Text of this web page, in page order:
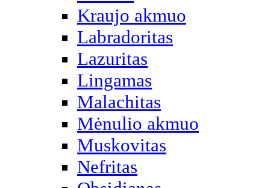
Kraujo akmuo
Labradoritas
Lazuritas
Lingamas
Malachitas
Mėnulio akmuo
Muskovitas
Nefritas